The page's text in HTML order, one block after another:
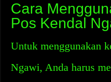
Cara
Pos Kendal
Untuk menggunakan
Ngawi, Anda harus